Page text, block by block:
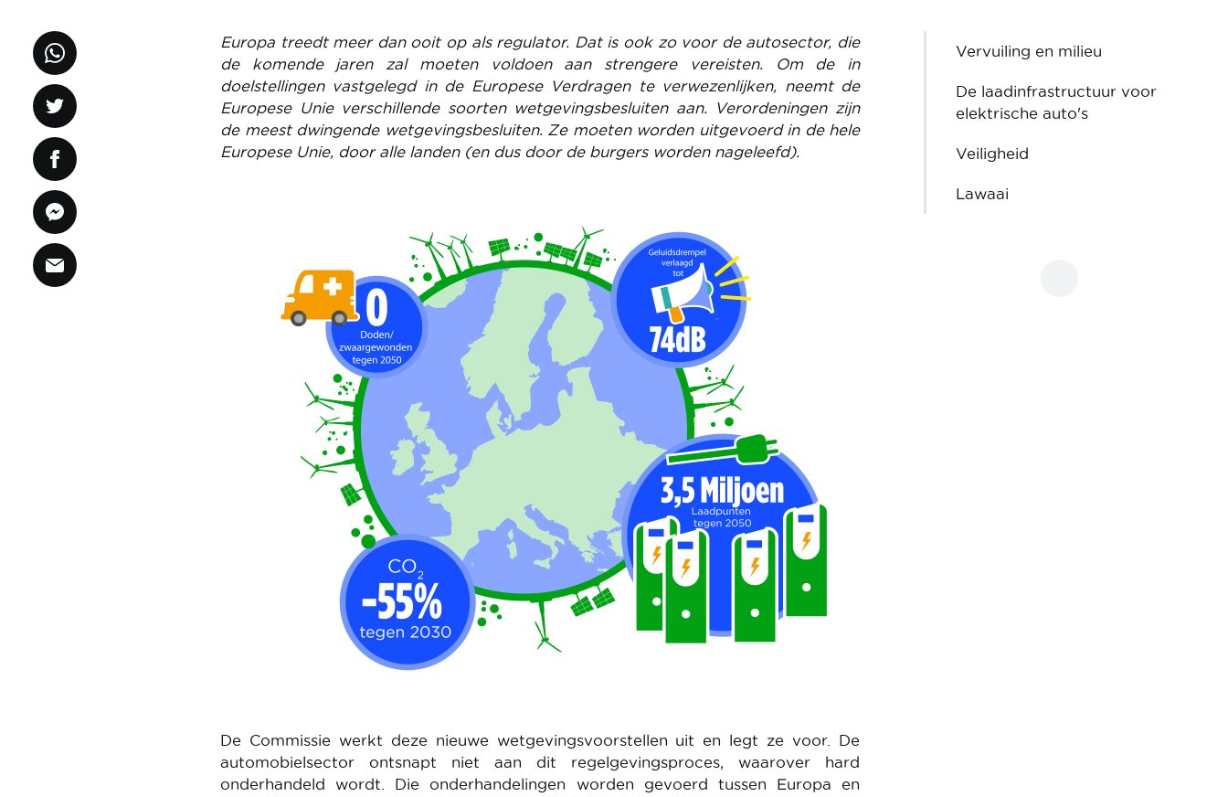
Europa treedt meer dan ooit op als regulator. Dat is ook zo voor de autosector, die
de komende jaren zal moeten voldoen aan strengere vereisten. Om de in
doelstellingen vastgelegd in de Europese Verdragen te verwezenlijken, neemt de
Europese Unie verschillende soorten wetgevingsbesluiten aan. Verordeningen zijn
de meest dwingende wetgevingsbesluiten. Ze moeten worden uitgevoerd in de hele
Europese Unie, door alle landen (en dus door de burgers worden nageleefd).
De Commissie werkt deze nieuwe wetgevingsvoorstellen uit en legt ze voor. De
automobielsector ontsnapt niet aan dit regelgevingsproces, waarover hard
onderhandeld wordt. Die onderhandelingen worden gevoerd tussen Europa en
Vervuiling en milieu
De laadinfrastructuur voor
elektrische auto's
Veiligheid
Lawaai